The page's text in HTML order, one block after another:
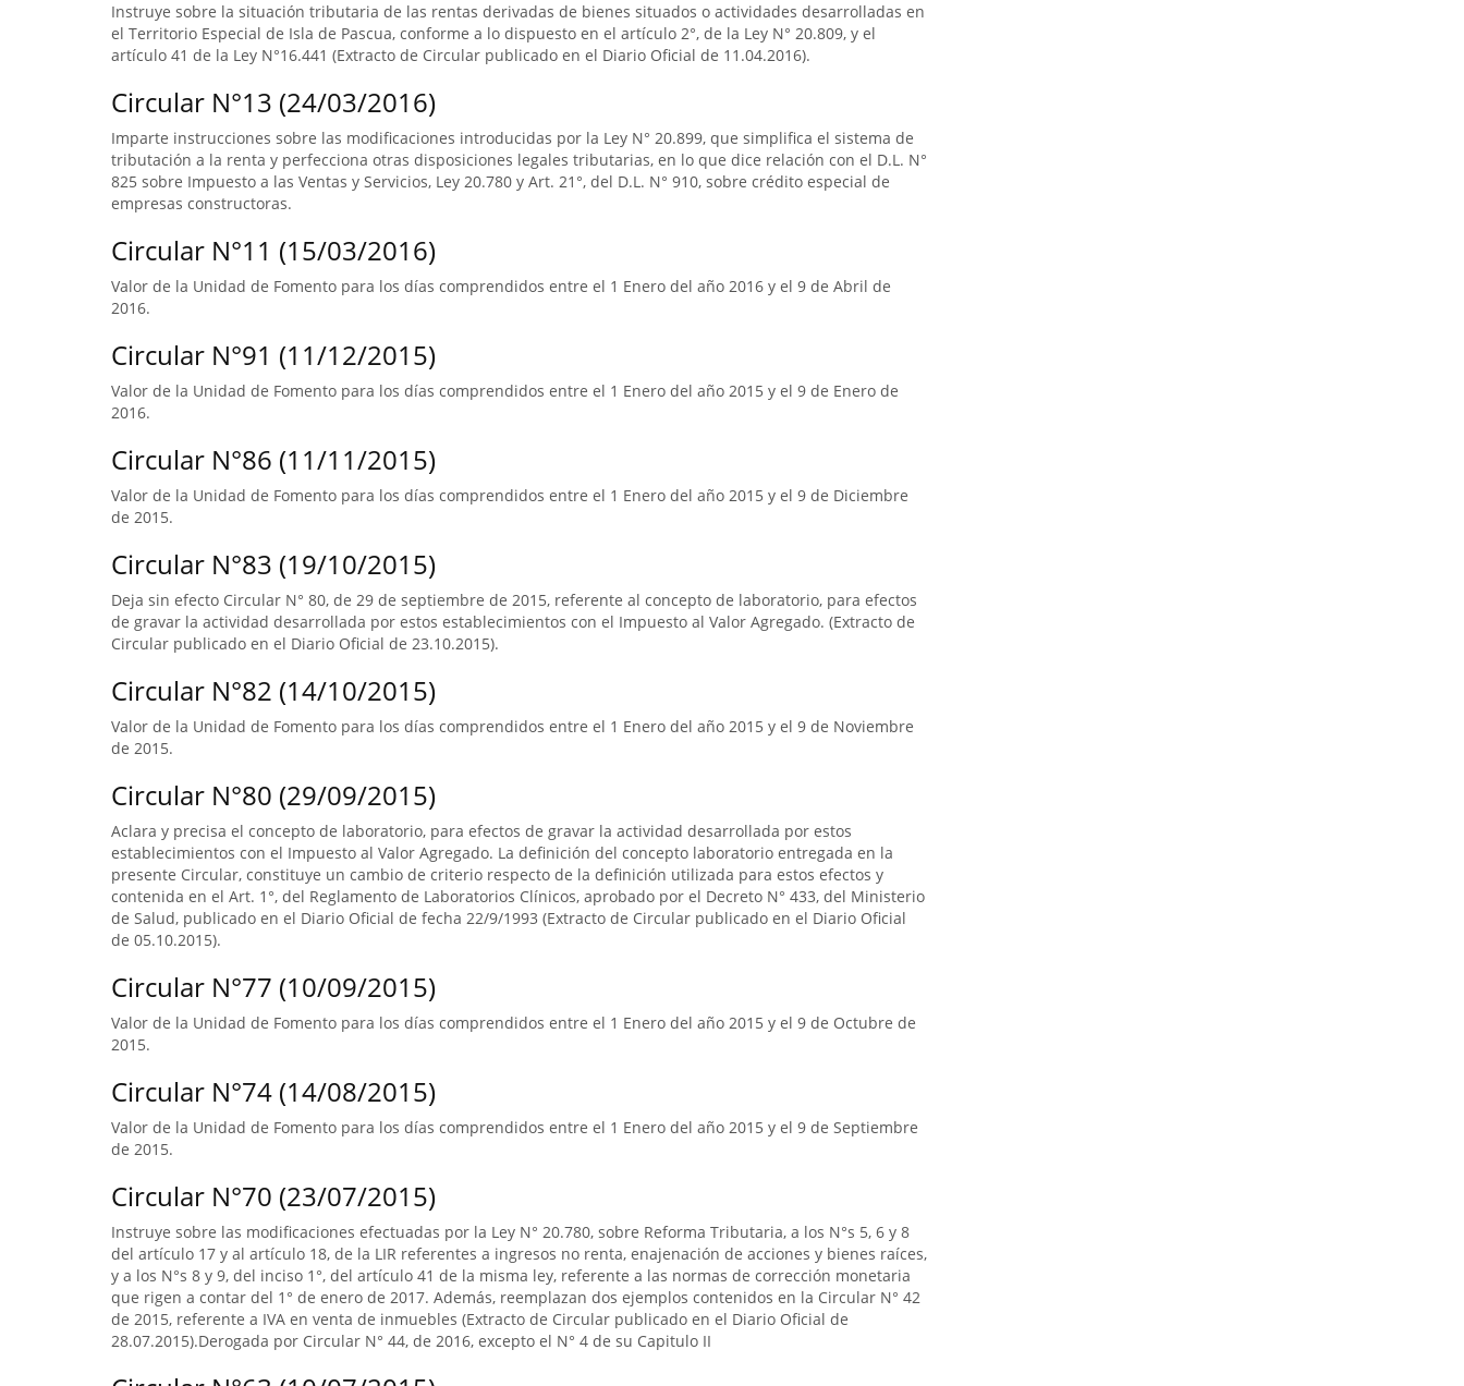
Instruye sobre la situación tributaria de las rentas derivadas de bienes situados o actividades desarrolladas en
el Territorio Especial de Isla de Pascua, conforme a lo dispuesto en el artículo 2°, de la Ley N° 20.809, y el
artículo 41 de la Ley N°16.441 (Extracto de Circular publicado en el Diario Oficial de 11.04.2016).
Circular N°13 (24/03/2016)
Imparte instrucciones sobre las modificaciones introducidas por la Ley N° 20.899, que simplifica el sistema de
tributación a la renta y perfecciona otras disposiciones legales tributarias, en lo que dice relación con el D.L. N°
825 sobre Impuesto a las Ventas y Servicios, Ley 20.780 y Art. 21°, del D.L. N° 910, sobre crédito especial de
empresas constructoras.
Circular N°11 (15/03/2016)
Valor de la Unidad de Fomento para los días comprendidos entre el 1 Enero del año 2016 y el 9 de Abril de
2016.
Circular N°91 (11/12/2015)
Valor de la Unidad de Fomento para los días comprendidos entre el 1 Enero del año 2015 y el 9 de Enero de
2016.
Circular N°86 (11/11/2015)
Valor de la Unidad de Fomento para los días comprendidos entre el 1 Enero del año 2015 y el 9 de Diciembre
de 2015.
Circular N°83 (19/10/2015)
Deja sin efecto Circular N° 80, de 29 de septiembre de 2015, referente al concepto de laboratorio, para efectos
de gravar la actividad desarrollada por estos establecimientos con el Impuesto al Valor Agregado. (Extracto de
Circular publicado en el Diario Oficial de 23.10.2015).
Circular N°82 (14/10/2015)
Valor de la Unidad de Fomento para los días comprendidos entre el 1 Enero del año 2015 y el 9 de Noviembre
de 2015.
Circular N°80 (29/09/2015)
Aclara y precisa el concepto de laboratorio, para efectos de gravar la actividad desarrollada por estos
establecimientos con el Impuesto al Valor Agregado. La definición del concepto laboratorio entregada en la
presente Circular, constituye un cambio de criterio respecto de la definición utilizada para estos efectos y
contenida en el Art. 1°, del Reglamento de Laboratorios Clínicos, aprobado por el Decreto N° 433, del Ministerio
de Salud, publicado en el Diario Oficial de fecha 22/9/1993 (Extracto de Circular publicado en el Diario Oficial
de 05.10.2015).
Circular N°77 (10/09/2015)
Valor de la Unidad de Fomento para los días comprendidos entre el 1 Enero del año 2015 y el 9 de Octubre de
2015.
Circular N°74 (14/08/2015)
Valor de la Unidad de Fomento para los días comprendidos entre el 1 Enero del año 2015 y el 9 de Septiembre
de 2015.
Circular N°70 (23/07/2015)
Instruye sobre las modificaciones efectuadas por la Ley N° 20.780, sobre Reforma Tributaria, a los N°s 5, 6 y 8
del artículo 17 y al artículo 18, de la LIR referentes a ingresos no renta, enajenación de acciones y bienes raíces,
y a los N°s 8 y 9, del inciso 1°, del artículo 41 de la misma ley, referente a las normas de corrección monetaria
que rigen a contar del 1° de enero de 2017. Además, reemplazan dos ejemplos contenidos en la Circular N° 42
de 2015, referente a IVA en venta de inmuebles (Extracto de Circular publicado en el Diario Oficial de
28.07.2015).Derogada por Circular N° 44, de 2016, excepto el N° 4 de su Capitulo II